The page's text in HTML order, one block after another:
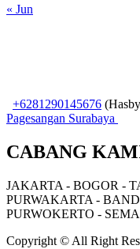
« Jun
+6281290145676
Pagesangan Surabaya
CABANG
JAKARTA - BOGOR -
PURWAKARTA -
PURWOKERTO -
Copyright © All Right